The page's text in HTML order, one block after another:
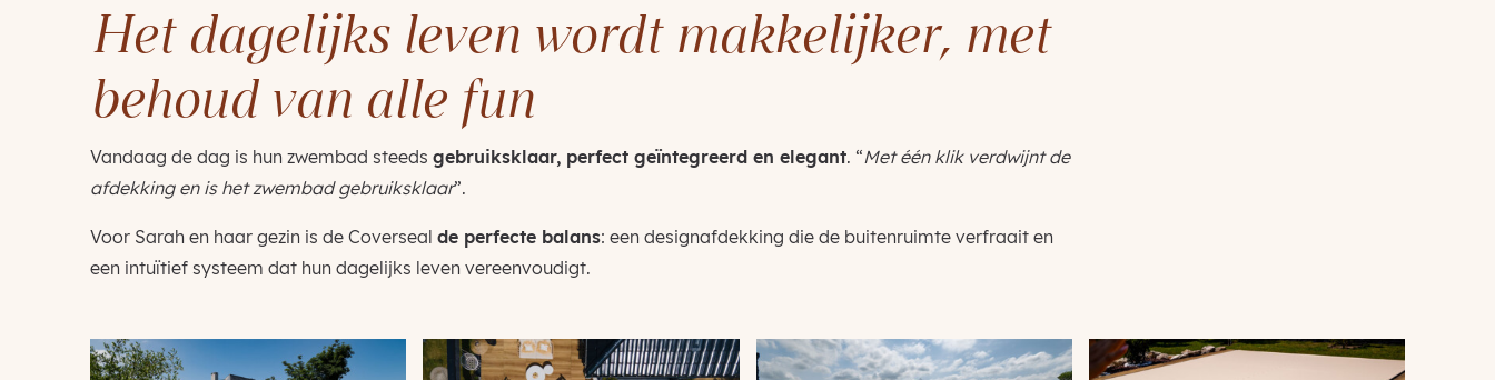
Het dagelijks leven wordt makkelijker, met
behoud van alle fun
Vandaag de dag is hun zwembad steeds gebruiksklaar, perfect geïntegreerd en elegant. “Met één klik verdwijnt de
afdekking en is het zwembad gebruiksklaar”.
Voor Sarah en haar gezin is de Coverseal de perfecte balans: een designafdekking die de buitenruimte verfraait en
een intuïtief systeem dat hun dagelijks leven vereenvoudigt.